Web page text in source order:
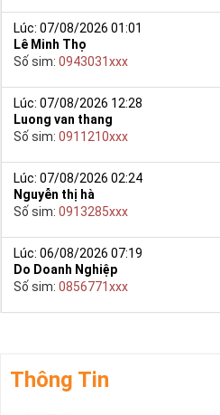
Lúc: 07/08/2026 01:01
Lê Minh Thọ
Số sim: 0943031xxx
Lúc: 07/08/2026 12:28
Luong van thang
Số sim: 0911210xxx
Lúc: 07/08/2026 02:24
Nguyễn thị hà
Số sim: 0913285xxx
Lúc: 06/08/2026 07:19
Do Doanh Nghiệp
Số sim: 0856771xxx
Thông Tin